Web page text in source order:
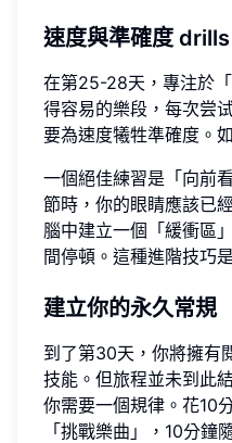
速度與準確度 drills
在第25-28天，專注於
得容易的樂段，每次尝
要為速度犧牲準確度。
一個絕佳練習是「向前
節時，你的眼睛應該已
腦中建立一個「緩衝區
間停頓。這種進階技巧
建立你的永久常規
到了第30天，你將擁有
技能。但旅程並未到此
你需要一個規律。花10
「挑戰樂曲」，10分鐘